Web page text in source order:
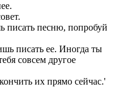
писать песню, попробуй
писать ее. Иногда ты
совсем другое
их прямо сейчас.'